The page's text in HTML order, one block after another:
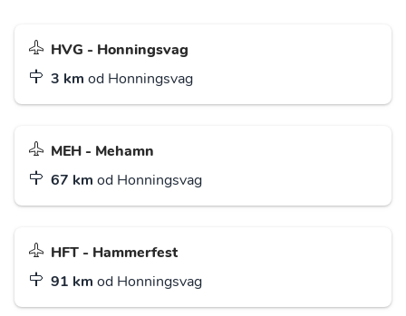
HVG - Honningsvag
3 km od Honningsvag
MEH - Mehamn
67 km od Honningsvag
HFT - Hammerfest
91 km od Honningsvag